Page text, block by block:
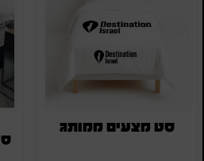
סט מצעים ממותג